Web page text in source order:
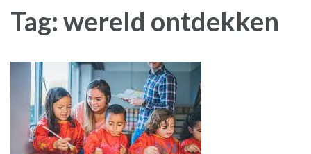
Tag:wereld ontdekken